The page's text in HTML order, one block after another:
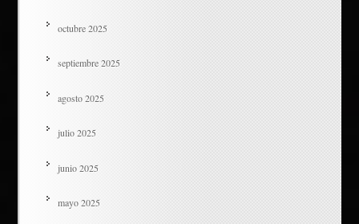
octubre 2025
septiembre 2025
agosto 2025
julio 2025
junio 2025
mayo 2025